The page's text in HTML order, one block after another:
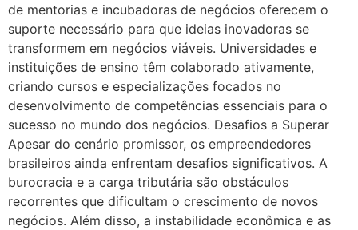
de mentorias e incubadoras de negócios oferecem o
suporte necessário para que ideias inovadoras se
transformem em negócios viáveis. Universidades e
instituições de ensino têm colaborado ativamente,
criando cursos e especializações focados no
desenvolvimento de competências essenciais para o
sucesso no mundo dos negócios. Desafios a Superar
Apesar do cenário promissor, os empreendedores
brasileiros ainda enfrentam desafios significativos. A
burocracia e a carga tributária são obstáculos
recorrentes que dificultam o crescimento de novos
negócios. Além disso, a instabilidade econômica e as